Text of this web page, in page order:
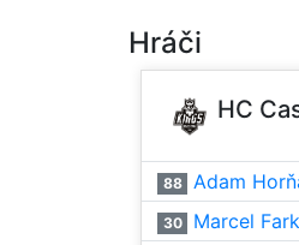
Hráči
HC
88 Adam
30 Marcel